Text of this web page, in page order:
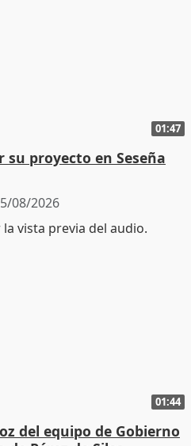
01:47
proyecto en Seseña
08/2026
01:44
del equipo de Gobierno